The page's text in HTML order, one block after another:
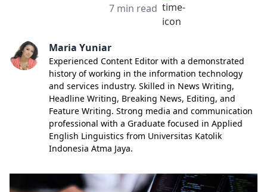
Min read
7 min read
Maria Yuniar
Experienced Content Editor with a demonstrated
history of working in the information technology
and services industry. Skilled in News Writing,
Headline Writing, Breaking News, Editing, and
Feature Writing. Strong media and communication
professional with a Graduate focused in Applied
English Linguistics from Universitas Katolik
Indonesia Atma Jaya.